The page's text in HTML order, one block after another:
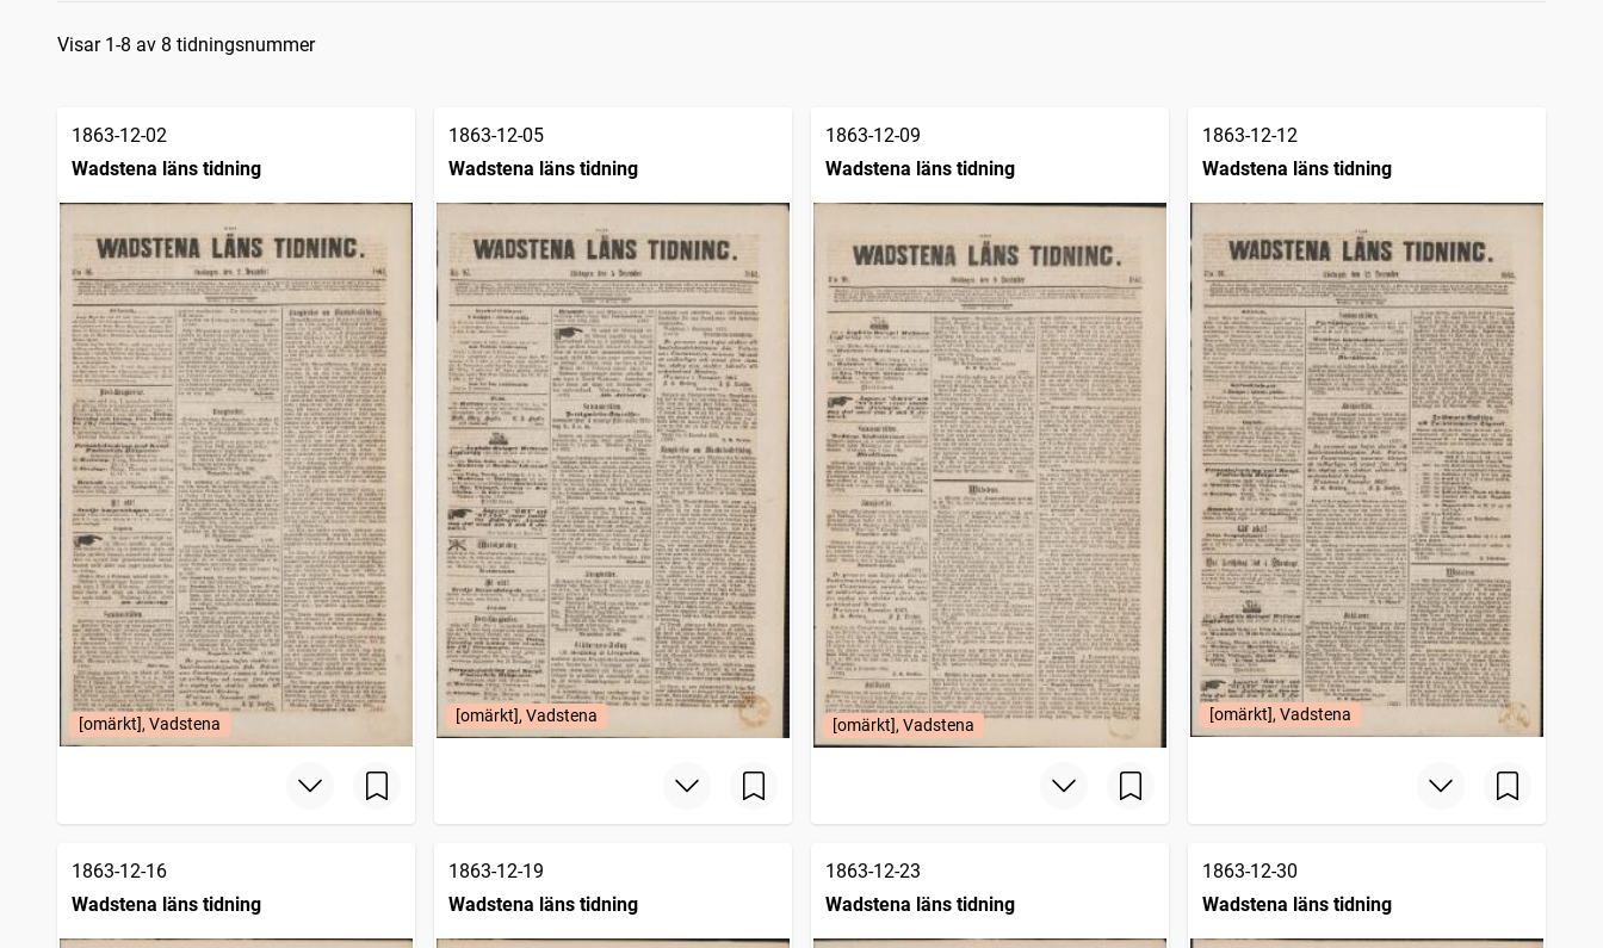
Sökresultat
Visar 1-8 av 8 tidningsnummer
1863-12-02
Wadstena läns tidning
[omärkt], Vadstena
1863-12-05
Wadstena läns tidning
[omärkt], Vadstena
1863-12-09
Wadstena läns tidning
[omärkt], Vadstena
1863-12-12
Wadstena läns tidning
[omärkt], Vadstena
1863-12-16
Wadstena läns tidning
1863-12-19
Wadstena läns tidning
1863-12-23
Wadstena läns tidning
1863-12-30
Wadstena läns tidning